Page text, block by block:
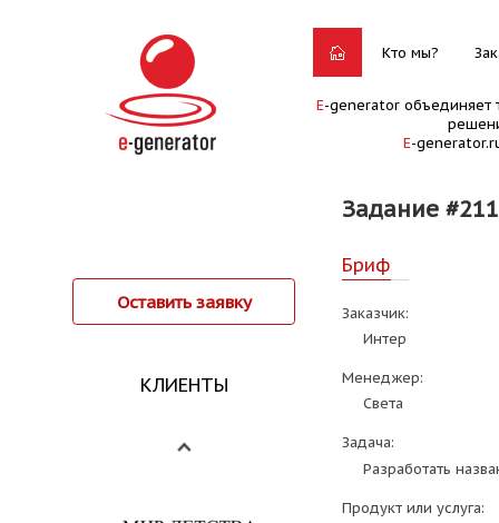
Кто мы?
E-generator объединяет
E-
Задание
Оставить заявку
КЛИЕНТЫ
Бриф
Заказчик:
Интер
Менеджер:
Света
Задача:
Разработать
Продукт или услуга: